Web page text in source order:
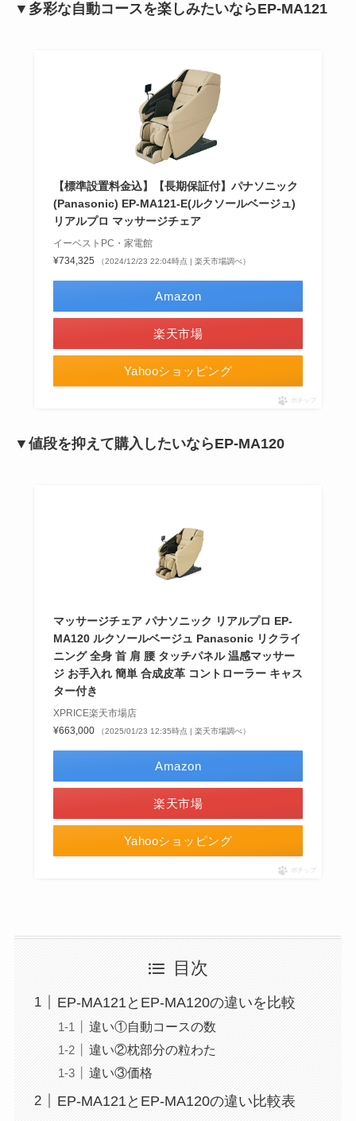
▼多彩な自動コースを楽しみたいならEP-MA121
【標準設置料金込】【長期保証付】パナソニック
(Panasonic) EP-MA121-E(ルクソールベージュ)
リアルプロ マッサージチェア
イーベストPC・家電館
¥734,325
（2024/12/23 22:04時点 | 楽天市場調べ）
Amazon
楽天市場
Yahooショッピング
ポチップ
▼値段を抑えて購入したいならEP-MA120
マッサージチェア パナソニック リアルプロ EP-
MA120 ルクソールベージュ Panasonic リクライ
ニング 全身 首 肩 腰 タッチパネル 温感マッサー
ジ お手入れ 簡単 合成皮革 コントローラー キャス
ター付き
XPRICE楽天市場店
¥663,000
（2025/01/23 12:35時点 | 楽天市場調べ）
Amazon
楽天市場
Yahooショッピング
ポチップ
目次
EP-MA121とEP-MA120の違いを比較
違い①自動コースの数
違い②枕部分の粒わた
違い③価格
EP-MA121とEP-MA120の違い比較表